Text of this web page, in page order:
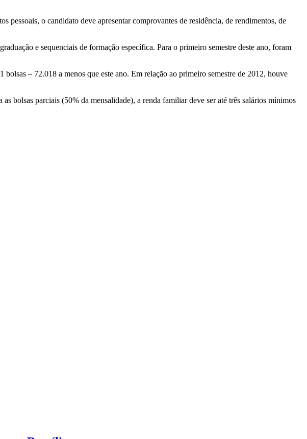
pessoais, o candidato deve apresentar comprovantes de residência, de rendimentos, de
e sequenciais de formação específica. Para o primeiro semestre deste ano, foram
– 72.018 a menos que este ano. Em relação ao primeiro semestre de 2012, houve
bolsas parciais (50% da mensalidade), a renda familiar deve ser até três salários mínimos